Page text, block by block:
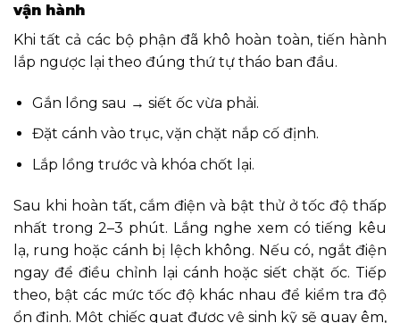
vận hành
Khi tất cả các bộ phận đã khô hoàn toàn, tiến hành
lắp ngược lại theo đúng thứ tự tháo ban đầu.
Gắn lồng sau → siết ốc vừa phải.
Đặt cánh vào trục, vặn chặt nắp cố định.
Lắp lồng trước và khóa chốt lại.
Sau khi hoàn tất, cắm điện và bật thử ở tốc độ thấp
nhất trong 2–3 phút. Lắng nghe xem có tiếng kêu
lạ, rung hoặc cánh bị lệch không. Nếu có, ngắt điện
ngay để điều chỉnh lại cánh hoặc siết chặt ốc. Tiếp
theo, bật các mức tốc độ khác nhau để kiểm tra độ
ổn định. Một chiếc quạt được vệ sinh kỹ sẽ quay êm,